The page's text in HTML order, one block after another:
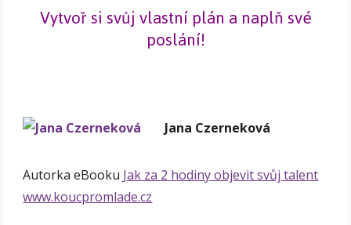
Vytvoř si svůj vlastní plán a naplň své
poslání!
Jana Czerneková
Autorka eBooku Jak za 2 hodiny objevit svůj talent
www.koucpromlade.cz